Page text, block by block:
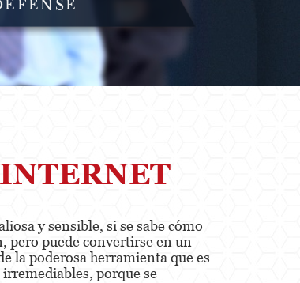
y sensible, si se sabe cómo
pero puede convertirse en un
la poderosa herramienta que es
porque se